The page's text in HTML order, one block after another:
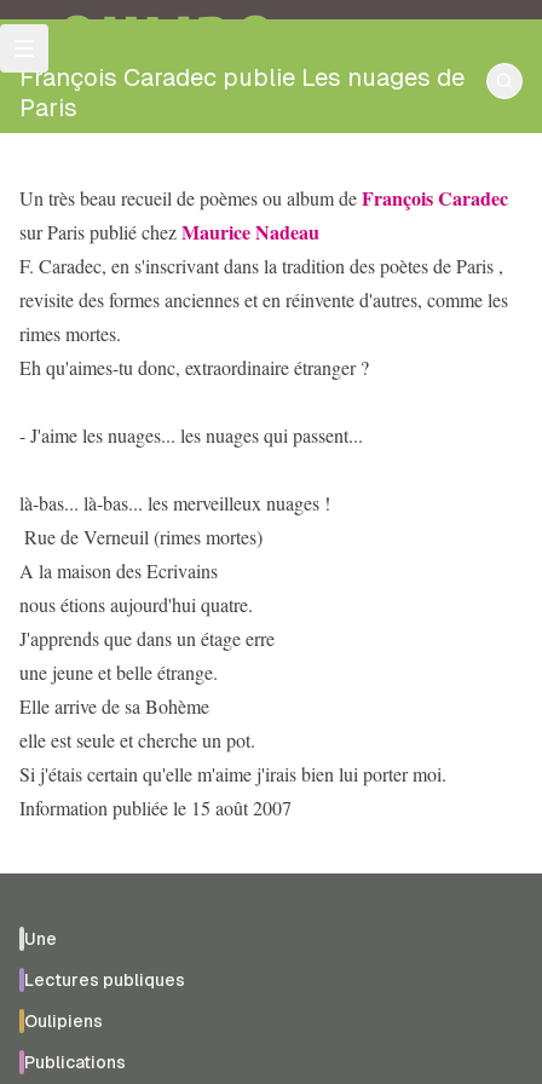
OULIPO
François Caradec publie Les nuages de
Paris
Un très beau recueil de poèmes ou album deFrançois Caradec
sur Paris publié chezMaurice Nadeau
F. Caradec, en s'inscrivant dans la tradition des poètes de Paris ,
revisite des formes anciennes et en réinvente d'autres, comme les
rimes mortes.
Eh qu'aimes-tu donc, extraordinaire étranger ?
A la maison des Ecrivains
nous étions aujourd'hui quatre.
J'apprends que dans un étage erre
une jeune et belle étrange.
Elle arrive de sa Bohème
elle est seule et cherche un pot.
Si j'étais certain qu'elle m'aime j'irais bien lui porter moi.
Information publiée le 15 août 2007
Une
Lectures publiques
Oulipiens
Publications